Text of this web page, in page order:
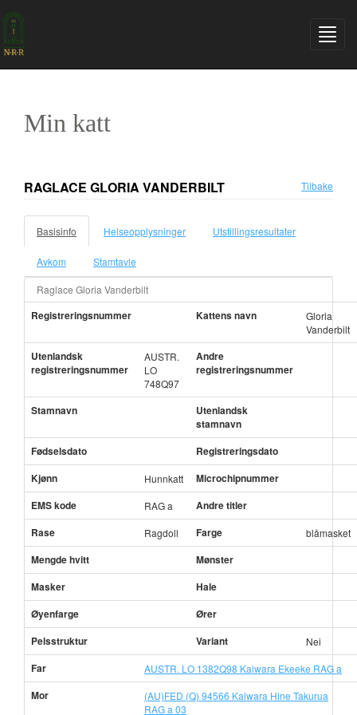
Min katt
RAGLACE GLORIA VANDERBILT Tilbake
Basisinfo Helseopplysninger Utstillingsresultater
Avkom Stamtavle
Raglace Gloria Vanderbilt
Registreringsnummer Kattens navn
Gloria
Vanderbilt
Utenlandsk
registreringsnummer
AUSTR.
LO
748Q97
Andre
registreringsnummer
Stamnavn
Utenlandsk
stamnavn
Fødselsdato
Registreringsdato
Kjønn
Hunnkatt
Microchipnummer
EMS kode
RAG a
Andre titler
Rase
Ragdoll Farge blåmasket
Mengde hvitt
Mønster
Masker
Hale
Øyenfarge
Ører
Pelsstruktur
Variant Nei
Far AUSTR. LO 1382Q98 Kaiwara Ekeeke RAG a
Mor
(AU)FED (Q) 94566 Kaiwara Hine Takurua
RAG a 03